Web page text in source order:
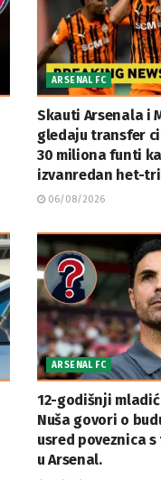
ARSENAL FC
Skauti Arsenala i
gledaju transfer
30 miliona funti
izvanredan het-
06/08/2026
ARSENAL FC
12-godišnji
Nuša govori o
usred poveznica
u Arsenal.